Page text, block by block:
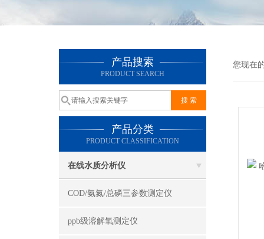
产品搜索
PRODUCT SEARCH
产品分类
PRODUCT CLASSIFICATION
在线水质分析仪
COD/氨氮/总磷三参数测定仪
ppb级溶解氧测定仪
您现在